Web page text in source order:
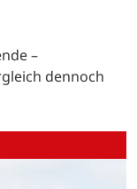
–
dennoch